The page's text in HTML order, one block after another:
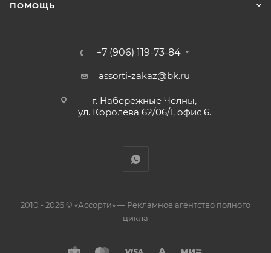
ПОМОЩЬ
+7 (906) 119-73-84
assorti-zakaz@bk.ru
г. Набережные Челны,
ул. Королева 62/06/1, офис 6.
2010 - 2026 © «Ассорти» — Рекламное агентство полного
цикла